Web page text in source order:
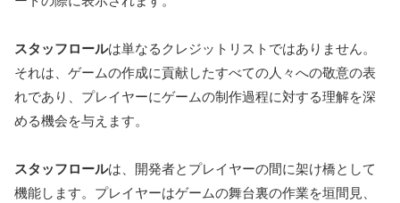
スタッフロールは単なるクレジットリストではありません。
それは、ゲームの作成に貢献したすべての人々への敬意の表
れであり、プレイヤーにゲームの制作過程に対する理解を深
める機会を与えます。
スタッフロールは、開発者とプレイヤーの間に架け橋として
機能します。プレイヤーはゲームの舞台裏の作業を垣間見、